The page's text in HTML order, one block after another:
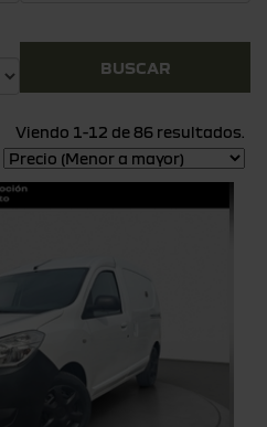
Viendo 1-12 de 86 resultados.